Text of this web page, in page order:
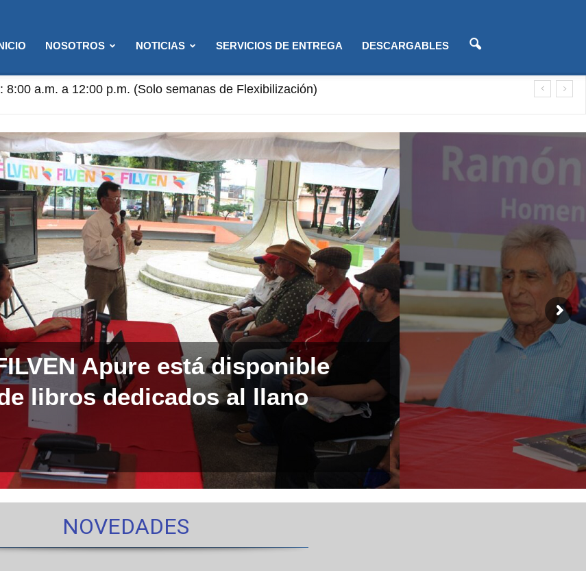
NOSOTROS NOTICIAS SERVICIOS DE ENTREGA DESCARGABLES
8:00 a.m. a 12:00 p.m. (Solo semanas de Flexibilización)
Apure está disponible
libros dedicados al llano
NOVEDADES